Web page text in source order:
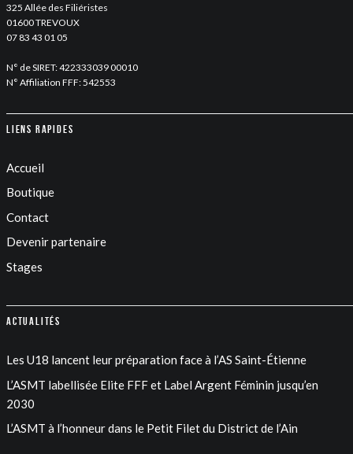
325 Allée des Filiéristes
01600 TREVOUX
07 83 43 01 05
N° de SIRET: 422333039 00010
N° Affiliation FFF: 542553
Liens rapides
Accueil
Boutique
Contact
Devenir partenaire
Stages
Actualités
Les U18 lancent leur préparation face à l’AS Saint-Étienne
L’ASMT labellisée Elite FFF et Label Argent Féminin jusqu’en
2030
L’ASMT à l’honneur dans le Petit Filet du District de l’Ain